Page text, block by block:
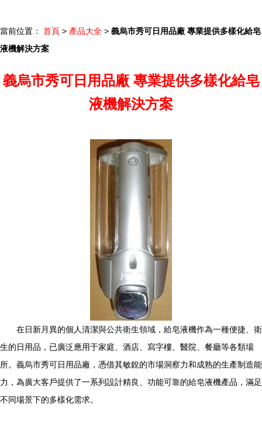
當前位置： 首頁 > 產品大全 > 義烏市秀可日用品廠 專業提供多樣化給皂
液機解決方案
義烏市秀可日用品廠 專業提供多樣化給皂
液機解決方案
在日新月異的個人清潔與公共衛生領域，給皂液機作為一種便捷、衛
生的日用品，已廣泛應用于家庭、酒店、寫字樓、醫院、餐廳等各類場
所。義烏市秀可日用品廠，憑借其敏銳的市場洞察力和成熟的生產制造能
力，為廣大客戶提供了一系列設計精良、功能可靠的給皂液機產品，滿足
不同場景下的多樣化需求。